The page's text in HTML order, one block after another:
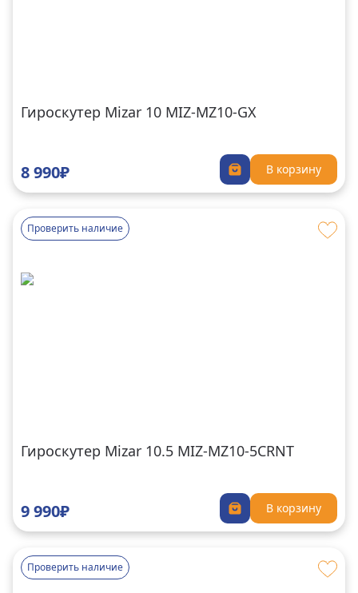
Гироскутер Mizar 10 MIZ-MZ10-GX
8 990₽ В корзину
Проверить наличие
Гироскутер Mizar 10.5 MIZ-MZ10-5CRNT
9 990₽ В корзину
Проверить наличие